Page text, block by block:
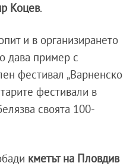
Коцев.
и в организирането
дава пример с
фестивал „Варненско
фестивали в
своята 100-
кметът на Пловдив